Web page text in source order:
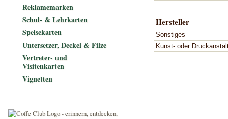
Hersteller
Sonstiges
Kunst- oder
Reklamemarken
Schul- & Lehrkarten
Speisekarten
Untersetzer, Deckel & Filze
Vertreter- und
Visitenkarten
Vignetten